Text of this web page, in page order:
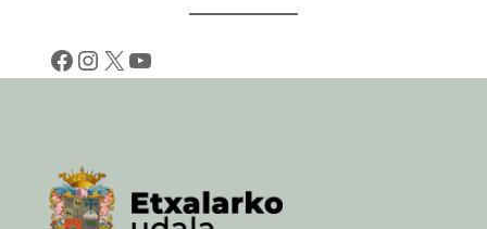
Facebook
Instagram
X YouTube